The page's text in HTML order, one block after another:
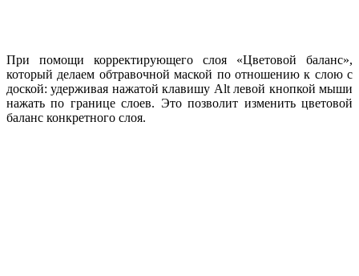
При помощи корректирующего слоя «Цветовой баланс»,
который делаем обтравочной маской по отношению к слою с
доской: удерживая нажатой клавишу Alt левой кнопкой мыши
нажать по границе слоев. Это позволит изменить цветовой
баланс конкретного слоя.